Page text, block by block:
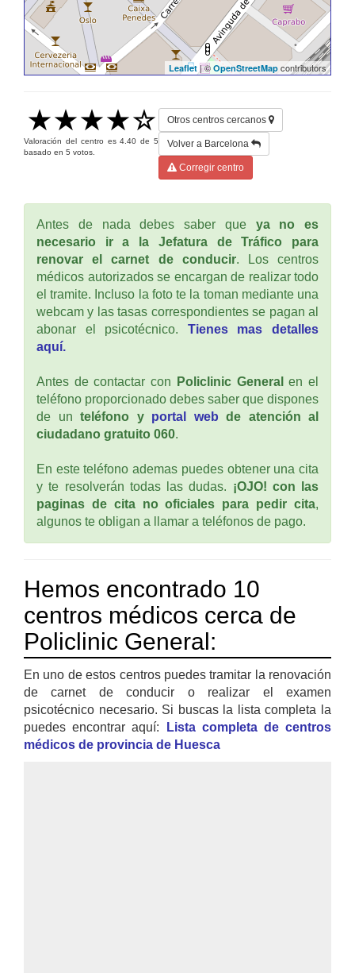
Leaflet | © OpenStreetMap contributors
Valoración del centro es4.40 de5
basado en 5 votos.
Otros centros cercanos
Volver a Barcelona
Corregir centro
Antes de nada debes saber que ya no es
necesario ir a la Jefatura de Tráfico para
renovar el carnet de conducir. Los centros
médicos autorizados se encargan de realizar todo
el tramite. Incluso la foto te la toman mediante una
webcam y las tasas correspondientes se pagan al
abonar el psicotécnico. Tienes mas detalles
aquí.
Antes de contactar con Policlinic General en el
teléfono proporcionado debes saber que dispones
de un teléfono y portal web de atención al
ciudadano gratuito 060.
En este teléfono ademas puedes obtener una cita
y te resolverán todas las dudas. ¡OJO! con las
paginas de cita no oficiales para pedir cita,
algunos te obligan a llamar a teléfonos de pago.
Hemos encontrado 10
centros médicos cerca de
Policlinic General:
En uno de estos centros puedes tramitar la renovación
de carnet de conducir o realizar el examen
psicotécnico necesario. Si buscas la lista completa la
puedes encontrar aquí:
Lista completa de centros
médicos de provincia de Huesca